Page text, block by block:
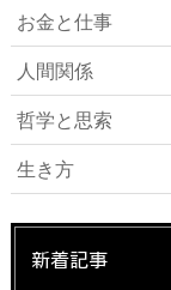
お金と仕事
人間関係
哲学と思索
生き方
新着記事